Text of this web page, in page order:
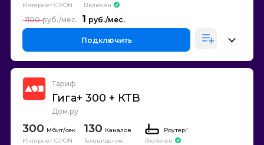
Интернет GPON
Включен
1
1100
Подключить
Тариф
Гига+ 300 + КТВ
Дом.ру
300
Интернет GPON
130 Каналов
Телевидение
Роутер*
Включен